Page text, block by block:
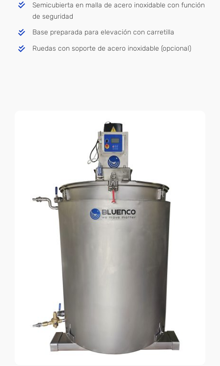
Semicubierta en malla de acero inoxidable con función
de seguridad
Base preparada para elevación con carretilla
Ruedas con soporte de acero inoxidable (opcional)